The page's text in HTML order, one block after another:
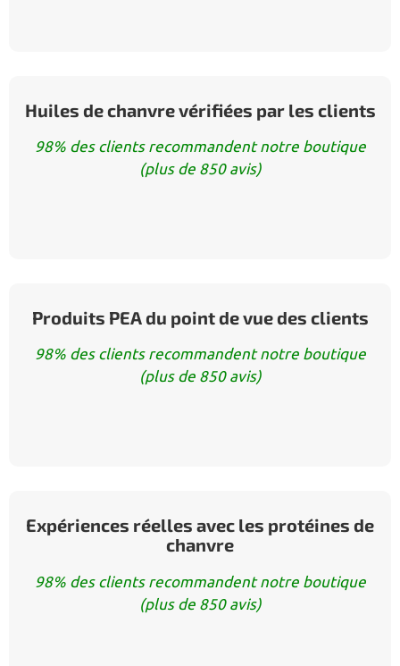
Huiles de chanvre vérifiées par les clients
98% des clients recommandent notre boutique
(plus de 850 avis)
Produits PEA du point de vue des clients
98% des clients recommandent notre boutique
(plus de 850 avis)
Expériences réelles avec les protéines de
chanvre
98% des clients recommandent notre boutique
(plus de 850 avis)